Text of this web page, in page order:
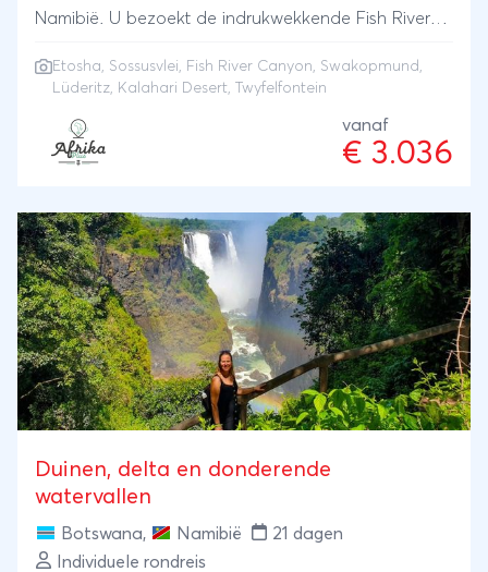
Namibië. U bezoekt de indrukwekkende Fish River
safari's in het Etosha National Park. Onderweg
Swakopmund, alsmede Kalahari woestijn &
Twyfelfontein. Na terugkomst kunt u beamen dat
Etosha, Sossusvlei, Fish River Canyon, Swakopmund ,
Lüderitz, Kalahari Desert, Twyfelfontein
vanaf
€ 3.036
Duinen, delta en donderende
watervallen
Botswana, Namibië
21 dagen
Individuele rondreis